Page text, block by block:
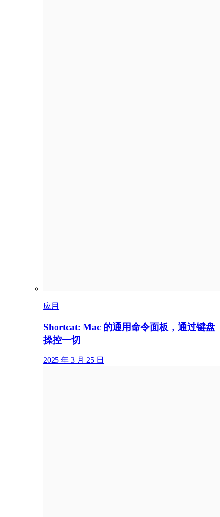
应用
Shortcat: Mac 的通用命令面板，通过键盘
操控一切
2025 年 3 月 25 日